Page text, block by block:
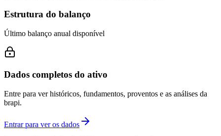
Estrutura do balanço
Último balanço anual disponível
Dados completos do ativo
Entre para ver históricos, fundamentos, proventos e as análises da
brapi.
Entrar para ver os dados